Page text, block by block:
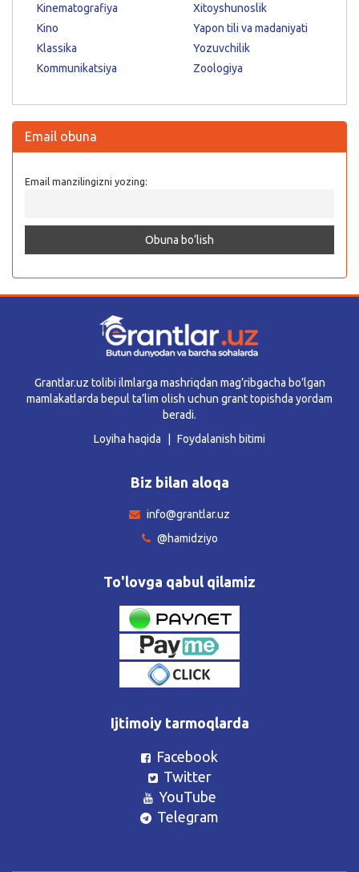
Kinematografiya
Kino
Klassika
Kommunikatsiya
Xitoyshunoslik
Yapon tili va madaniyati
Yozuvchilik
Zoologiya
Email obuna
Email manzilingizni yozing:
Grantlar.uz tolibi ilmlarga mashriqdan mag’ribgacha bo’lgan
mamlakatlarda bepul ta’lim olish uchun grant topishda yordam
beradi.
Loyiha haqida
Foydalanish bitimi
Biz bilan aloqa
info@grantlar.uz
@hamidziyo
To'lovga qabul qilamiz
Ijtimoiy tarmoqlarda
Facebook
Twitter
YouTube
Telegram